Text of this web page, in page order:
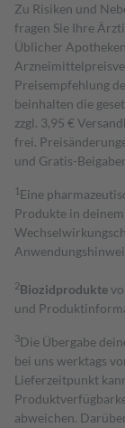
Zu Risiken und
fragen Sie Ihre
Üblicher
Preisempfehlung
beinhalten die
zzgl. 3,95 €
frei.
und Gratis-
1 Eine
Produkte in
2Biozidprodukte
und
3Die Übergabe
bei uns werktags
Lieferzeitpunkt
abweichen.